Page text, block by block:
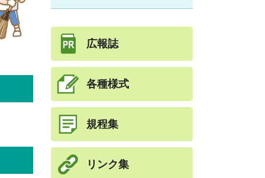
広報誌
各種様式
規程集
リンク集